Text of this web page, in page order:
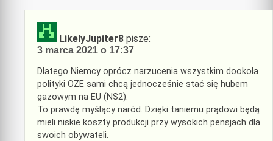
LikelyJupiter8 pisze:
3 marca 2021 o 17:37
Dlatego Niemcy oprócz narzucenia wszystkim dookoła
polityki OZE sami chcą jednocześnie stać się hubem
gazowym na EU (NS2).
To prawdę myślący naród. Dzięki taniemu prądowi będą
mieli niskie koszty produkcji przy wysokich pensjach dla
swoich obywateli.